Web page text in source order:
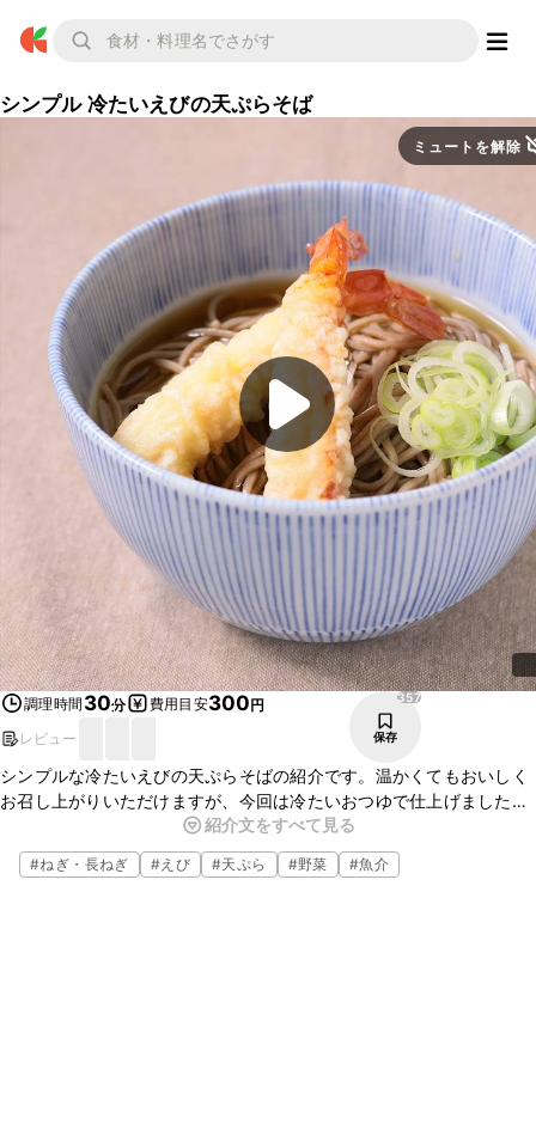
シンプル 冷たいえびの天ぷらそば
ミュートを解除
調理時間 30分 費用目安300円
レビュー
357
保存
シンプルな冷たいえびの天ぷらそばの紹介です。温かくてもおいしく
お召し上がりいただけますが、今回は冷たいおつゆで仕上げました。
暑い日にもぴったりな一品ですよ。今回はシンプルにえびの天ぷらだ
けですが、お好みの天ぷらを乗せてアレンジしてみてくださいね。
紹介文をすべて見る
#ねぎ・長ねぎ #えび #天ぷら #野菜 #魚介